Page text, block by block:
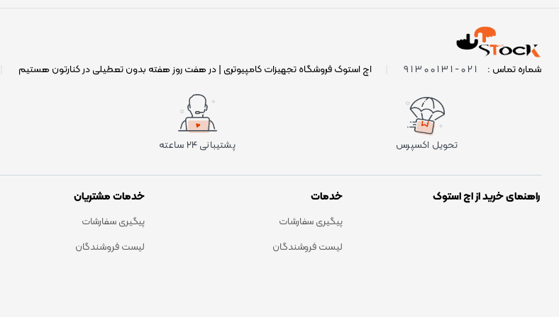
شماره تماس : 021-91300131 اچ استوک فروشگاه تجهیزات کامپیوتری | در هفت روز هفته بدون تعطیلی در کنارتون هستیم
تحویل اکسپرس پشتیبانی ۲۴ ساعته
راهنمای خرید از اچ استوک خدمات
پیگیری سفارشات
لیست فروشندگان
خدمات مشتریان
پیگیری سفارشات
لیست فروشندگان